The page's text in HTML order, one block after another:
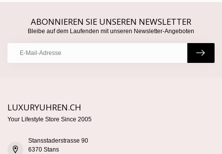
ABONNIEREN SIE UNSEREN NEWSLETTER
Bleibe auf dem Laufenden mit unseren Newsletter-Angeboten
LUXURYUHREN.CH
Your Lifestyle Store Since 2005
Stansstaderstrasse 90
6370 Stans